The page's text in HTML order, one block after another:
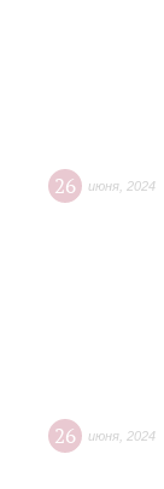
26 июня 2024
26 июня 2024